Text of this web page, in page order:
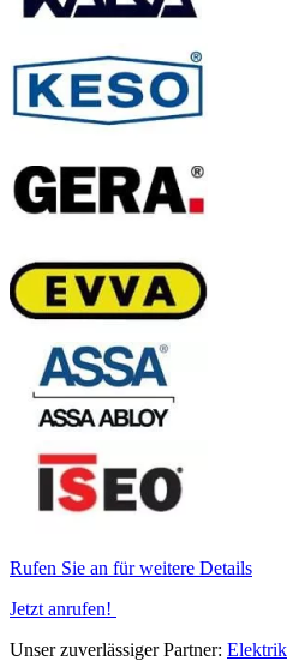
Rufen Sie an für weitere Details
Jetzt anrufen!
Unser zuverlässiger Partner: